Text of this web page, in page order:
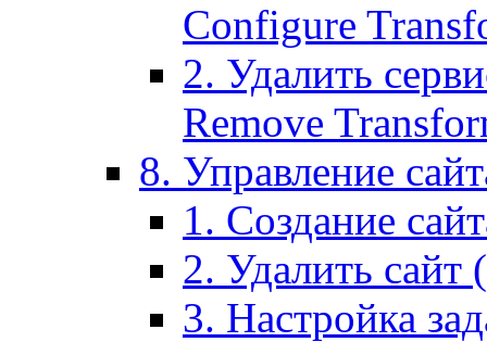
Configure
2. Удалить
Remove
8. Управление
1. Создание
2. Удалить сайт
3. Настройка